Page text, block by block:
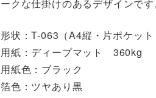
ークな仕掛けのあるデザインです
形状：T-063（A4縦・片ポケット
用紙：ディープマット 360kg
用紙色：ブラック
箔色：ツヤあり黒